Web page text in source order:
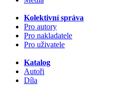
Kolektivní správa
Pro autory
Pro nakladatele
Pro uživatele
Katalog
Autoři
Díla